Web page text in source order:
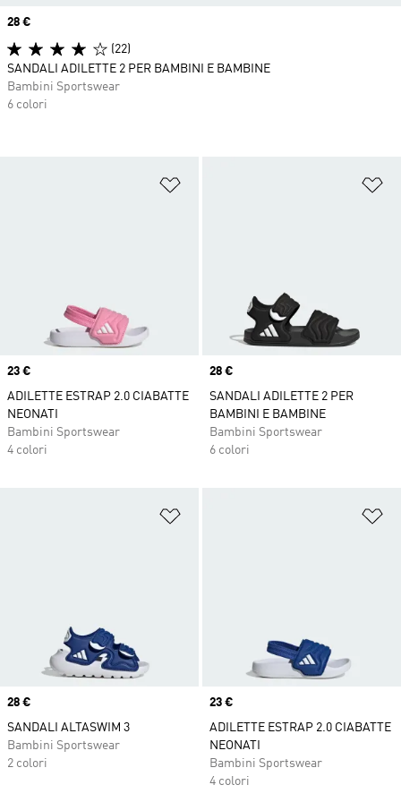
Aggiungi alla lista dei desideri
Price
23 €
ADILETTE ESTRAP 2.0 CIABATTE
NEONATI
Bambini Sportswear
4 colori
Price
28 €
SANDALI ADILETTE 2 PER
BAMBINI E BAMBINE
Bambini Sportswear
6 colori
Aggiungi alla lista dei desideri
Price
28 €
SANDALI ALTASWIM 3
Bambini Sportswear
2 colori
Price
23 €
ADILETTE ESTRAP 2.0 CIABATTE
NEONATI
Bambini Sportswear
4 colori
Price
28 €
(22)
SANDALI ADILETTE 2 PER BAMBINI E BAMBINE
Bambini Sportswear
6 colori